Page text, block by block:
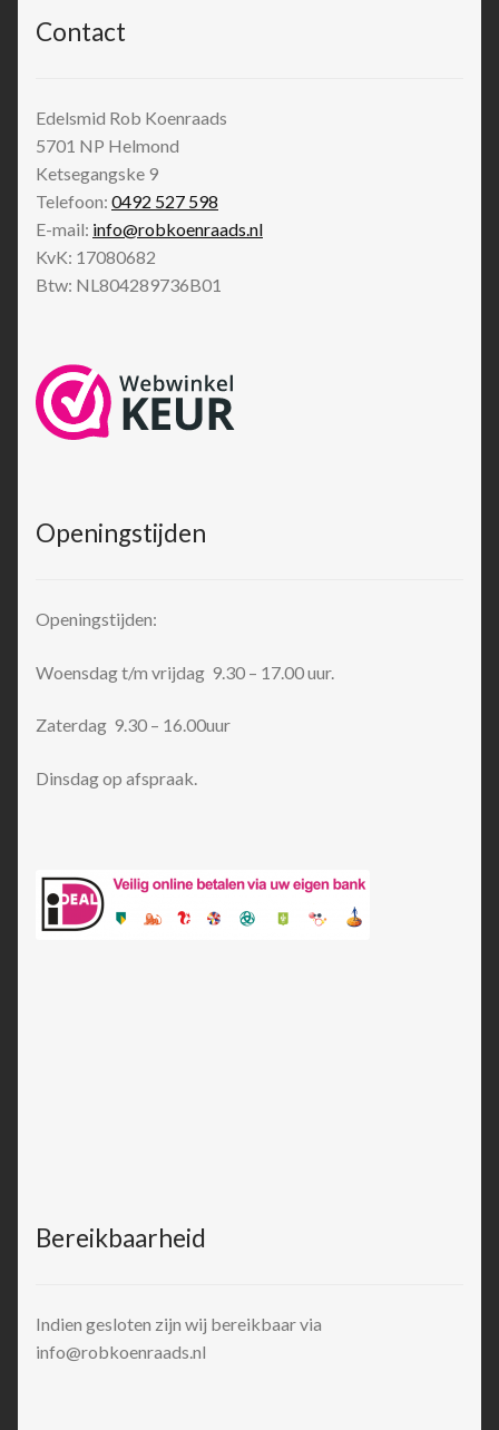
Contact
Edelsmid Rob Koenraads
5701 NP Helmond
Ketsegangske 9
Telefoon: 0492 527 598
E-mail: info@robkoenraads.nl
KvK: 17080682
Btw: NL804289736B01
Openingstijden
Openingstijden:
Woensdag t/m vrijdag 9.30 – 17.00 uur.
Zaterdag 9.30 – 16.00uur
Dinsdag op afspraak.
Bereikbaarheid
Indien gesloten zijn wij bereikbaar via
info@robkoenraads.nl